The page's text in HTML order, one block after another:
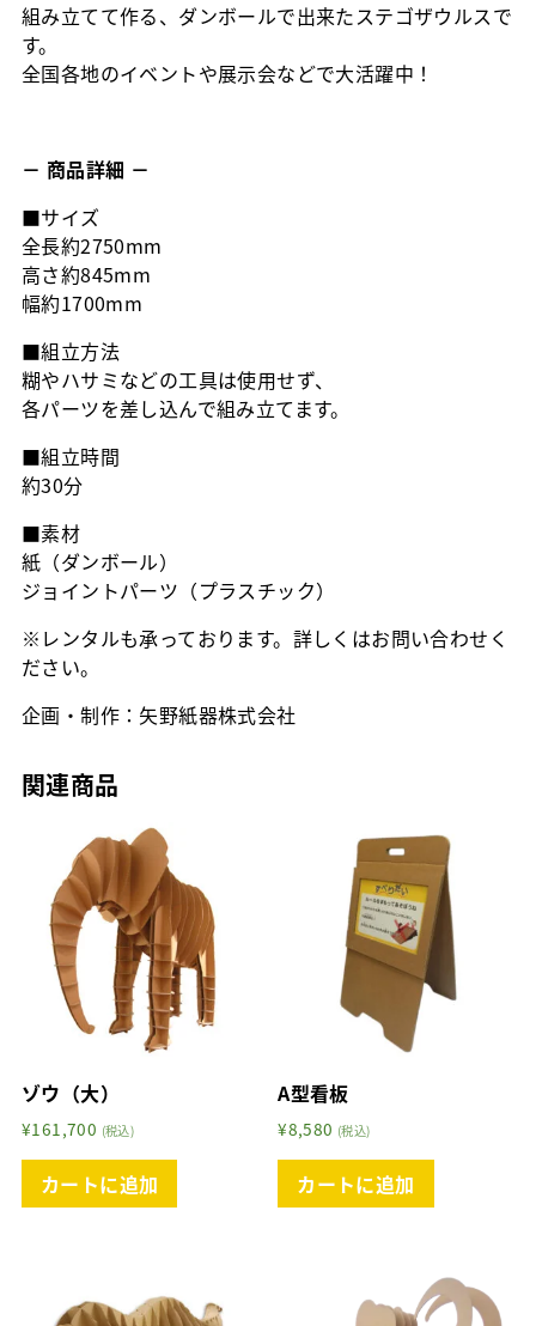
組み立てて作る、ダンボールで出来たステゴザウルスで
す。
全国各地のイベントや展示会などで大活躍中！
－ 商品詳細 －
■サイズ
全長約2750mm
高さ約845mm
幅約1700mm
■組立方法
糊やハサミなどの工具は使用せず、
各パーツを差し込んで組み立てます。
■組立時間
約30分
■素材
紙（ダンボール）
ジョイントパーツ（プラスチック）
※レンタルも承っております。詳しくはお問い合わせく
ださい。
企画・制作：矢野紙器株式会社
関連商品
ゾウ（大）
¥161,700 (税込)
カートに追加
A型看板
¥8,580 (税込)
カートに追加